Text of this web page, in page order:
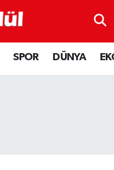
SPOR DÜNYA